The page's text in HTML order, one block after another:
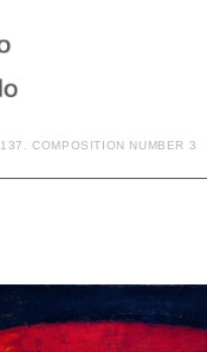
137. COMPOSITION NUMBER 3